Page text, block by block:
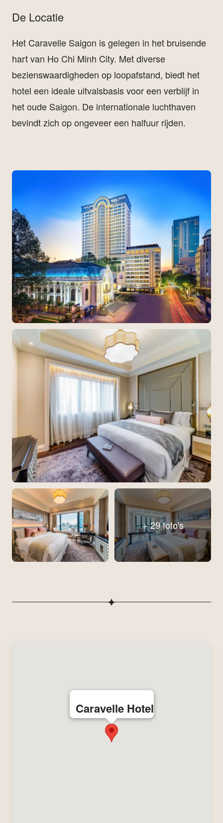
De Locatie
Het Caravelle Saigon is gelegen in het bruisende
hart van Ho Chi Minh City. Met diverse
bezienswaardigheden op loopafstand, biedt het
hotel een ideale uitvalsbasis voor een verblijf in
het oude Saigon. De internationale luchthaven
bevindt zich op ongeveer een halfuur rijden.
+ 29 foto's
Caravelle Hotel